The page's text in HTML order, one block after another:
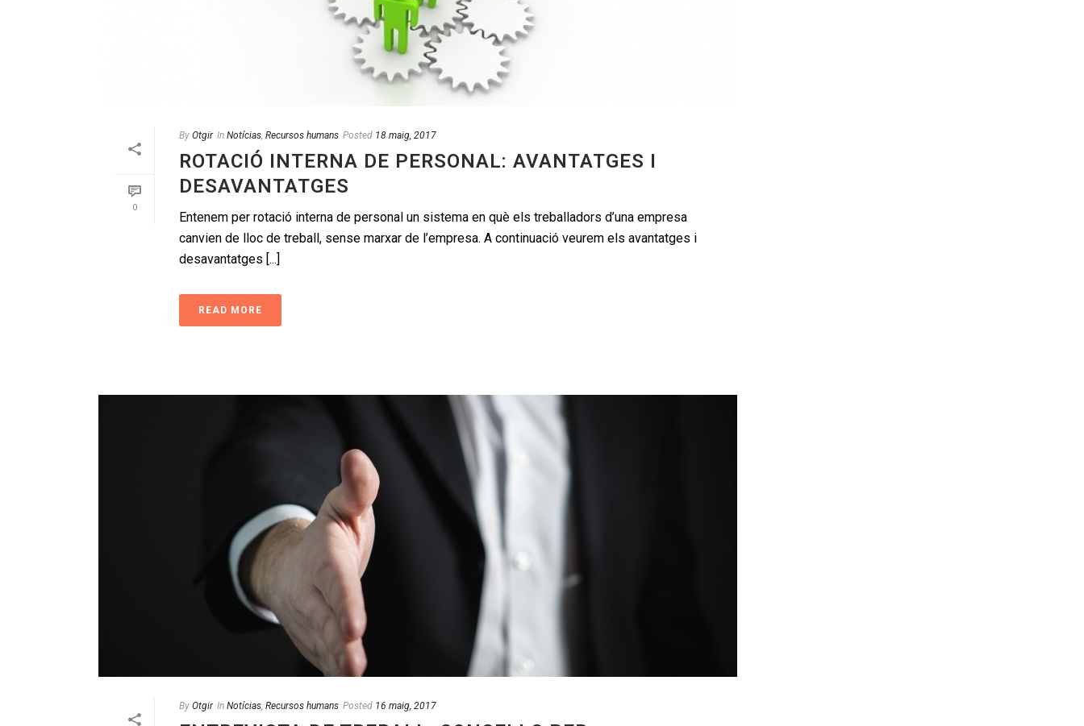
0
By Otgir In Notícias, Recursos humans Posted 18 maig, 2017
ROTACIÓ INTERNA DE PERSONAL: AVANTATGES I
DESAVANTATGES
Entenem per rotació interna de personal un sistema en què els treballadors d’una empresa
canvien de lloc de treball, sense marxar de l’empresa. A continuació veurem els avantatges i
desavantatges [...]
READ MORE
By Otgir In Notícias, Recursos humans Posted 16 maig, 2017